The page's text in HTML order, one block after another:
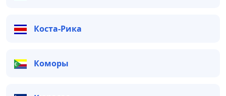
Коста-Рика
Коморы